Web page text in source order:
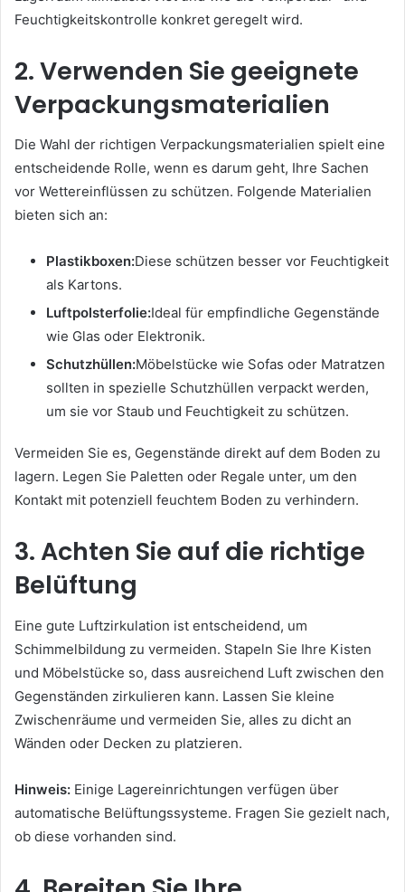
Feuchtigkeitskontrolle konkret geregelt wird.
2. Verwenden Sie geeignete
Verpackungsmaterialien
Die Wahl der richtigen Verpackungsmaterialien spielt eine
entscheidende Rolle, wenn es darum geht, Ihre Sachen
vor Wettereinflüssen zu schützen. Folgende Materialien
bieten sich an:
Plastikboxen:Diese schützen besser vor Feuchtigkeit
als Kartons.
Luftpolsterfolie:Ideal für empfindliche Gegenstände
wie Glas oder Elektronik.
Schutzhüllen:Möbelstücke wie Sofas oder Matratzen
sollten in spezielle Schutzhüllen verpackt werden,
um sie vor Staub und Feuchtigkeit zu schützen.
Vermeiden Sie es, Gegenstände direkt auf dem Boden zu
lagern. Legen Sie Paletten oder Regale unter, um den
Kontakt mit potenziell feuchtem Boden zu verhindern.
3. Achten Sie auf die richtige
Belüftung
Eine gute Luftzirkulation ist entscheidend, um
Schimmelbildung zu vermeiden. Stapeln Sie Ihre Kisten
und Möbelstücke so, dass ausreichend Luft zwischen den
Gegenständen zirkulieren kann. Lassen Sie kleine
Zwischenräume und vermeiden Sie, alles zu dicht an
Wänden oder Decken zu platzieren.
Hinweis: Einige Lagereinrichtungen verfügen über
automatische Belüftungssysteme. Fragen Sie gezielt nach,
ob diese vorhanden sind.